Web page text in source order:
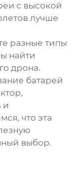
с высокой
лучше
разные типы
найти
дрона.
батарей
и
что эта
выбор.